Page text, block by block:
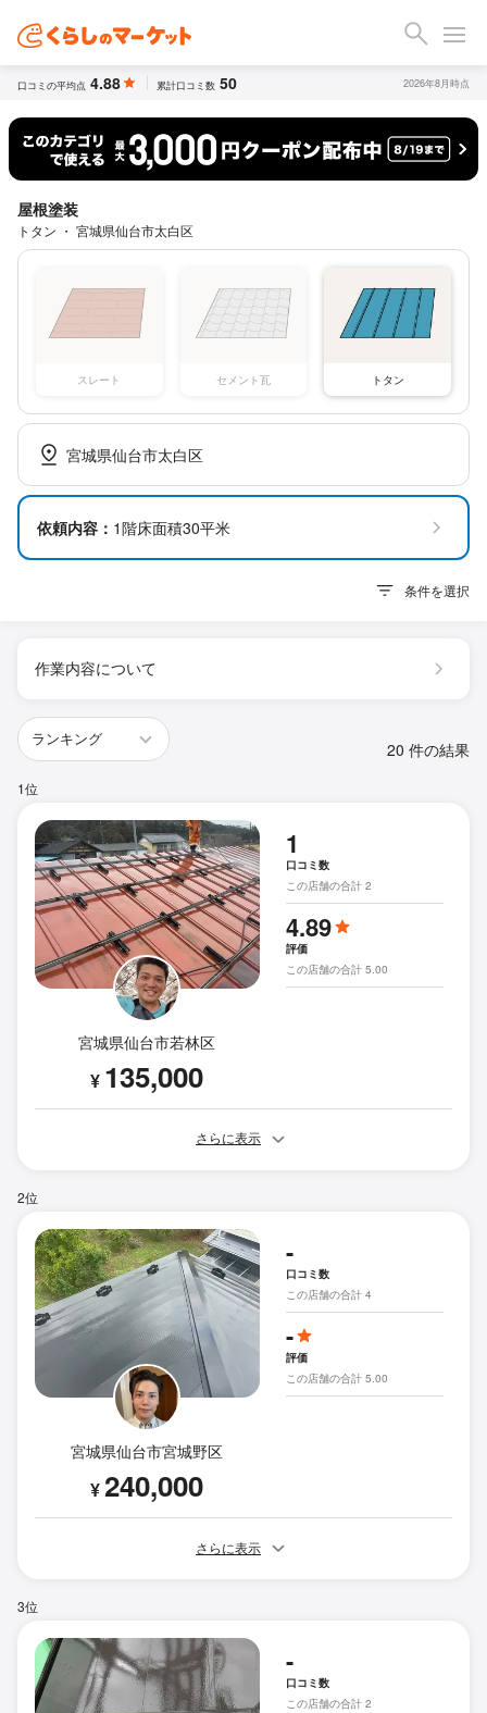
口コミの平均点 4.88 累計口コミ数 50 2026年8月時点
屋根塗装
トタン ・ 宮城県仙台市太白区
スレート セメント瓦 トタン
宮城県仙台市太白区
依頼内容： 1階床面積30平米
条件を選択
作業内容について
20 件の結果
1位
宮城県仙台市若林区
¥ 135,000
1
口コミ数
この店舗の合計 2
4.89
評価
この店舗の合計 5.00
さらに表示
2位
宮城県仙台市宮城野区
¥240,000
-
口コミ数
この店舗の合計 4
-
評価
この店舗の合計 5.00
さらに表示
3位
-
口コミ数
この店舗の合計 2